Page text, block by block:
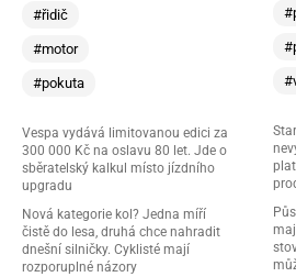
#řidič
#motor
#pokuta
Vespa vydává limitovanou edici za
300 000 Kč na oslavu 80 let. Jde o
sběratelský kalkul místo jízdního
upgradu
Nová kategorie kol? Jedna míří
čistě do lesa, druhá chce nahradit
dnešní silničky. Cyklisté mají
rozporuplné názory